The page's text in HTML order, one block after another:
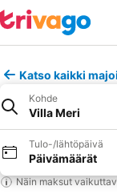
Katso kaikki
Kohde
Villa Meri
Tulo-/lähtöpäivä
Päivämäärät
Näin maksut